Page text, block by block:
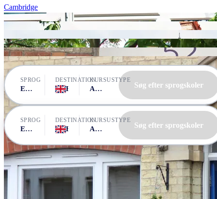
Cambridge
LSI Cambridge
LSI Cambridge
LSI Cambridge
ST Giles Cambridge
LSI Cambridge
SPROG
Engelsk
DESTINATIONKURSUSTYPE
Alle kurser Søg efter sprogskoler
SPROG
Engelsk
DESTINATIONKURSUSTYPE
Alle kurser Søg efter sprogskoler